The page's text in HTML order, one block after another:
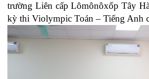
trường Liên cấp Lômônôxốp Tây
kỳ thi Violympic Toán – Tiếng Anh